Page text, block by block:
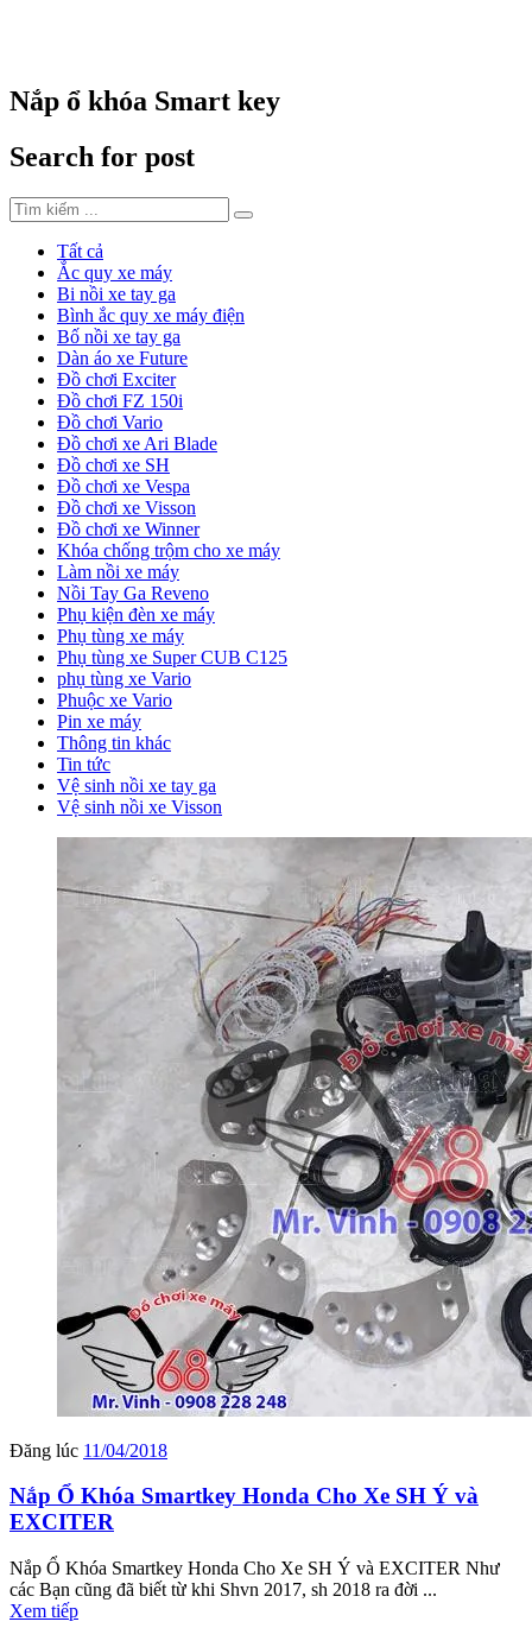
Nắp ổ khóa Smart key
Search for post
Tất cả
Ắc quy xe máy
Bi nồi xe tay ga
Bình ắc quy xe máy điện
Bố nồi xe tay ga
Dàn áo xe Future
Đồ chơi Exciter
Đồ chơi FZ 150i
Đồ chơi Vario
Đồ chơi xe Ari Blade
Đồ chơi xe SH
Đồ chơi xe Vespa
Đồ chơi xe Visson
Đồ chơi xe Winner
Khóa chống trộm cho xe máy
Làm nồi xe máy
Nồi Tay Ga Reveno
Phụ kiện đèn xe máy
Phụ tùng xe máy
Phụ tùng xe Super CUB C125
phụ tùng xe Vario
Phuộc xe Vario
Pin xe máy
Thông tin khác
Tin tức
Vệ sinh nồi xe tay ga
Vệ sinh nồi xe Visson
Đăng lúc 11/04/2018
Nắp Ổ Khóa Smartkey Honda Cho Xe SH Ý và
EXCITER
Nắp Ổ Khóa Smartkey Honda Cho Xe SH Ý và EXCITER Như
các Bạn cũng đã biết từ khi Shvn 2017, sh 2018 ra đời ...
Xem tiếp